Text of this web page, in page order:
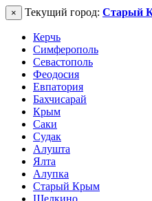
× Текущий город: Старый
Керчь
Симферополь
Севастополь
Феодосия
Евпатория
Бахчисарай
Крым
Саки
Судак
Алушта
Ялта
Алупка
Старый Крым
Щелкино